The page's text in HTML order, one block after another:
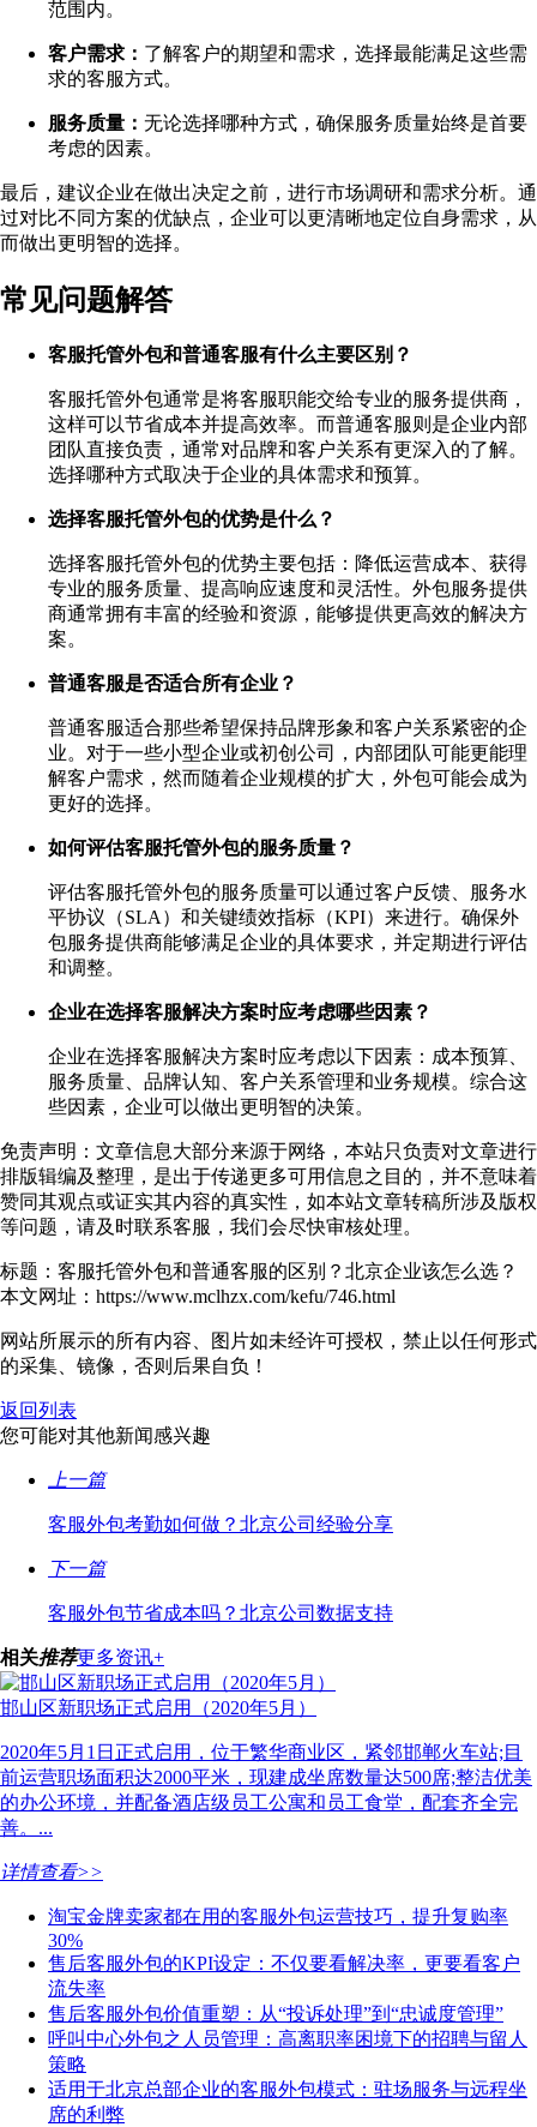
范围内。
客户需求： 了解客户的期望和需求，选择最能满足这些需
求的客服方式。
服务质量： 无论选择哪种方式，确保服务质量始终是首要
考虑的因素。
最后，建议企业在做出决定之前，进行市场调研和需求分析。通
过对比不同方案的优缺点，企业可以更清晰地定位自身需求，从
而做出更明智的选择。
常见问题解答
客服托管外包和普通客服有什么主要区别？
客服托管外包通常是将客服职能交给专业的服务提供商，
这样可以节省成本并提高效率。而普通客服则是企业内部
团队直接负责，通常对品牌和客户关系有更深入的了解。
选择哪种方式取决于企业的具体需求和预算。
选择客服托管外包的优势是什么？
选择客服托管外包的优势主要包括：降低运营成本、获得
专业的服务质量、提高响应速度和灵活性。外包服务提供
商通常拥有丰富的经验和资源，能够提供更高效的解决方
案。
普通客服是否适合所有企业？
普通客服适合那些希望保持品牌形象和客户关系紧密的企
业。对于一些小型企业或初创公司，内部团队可能更能理
解客户需求，然而随着企业规模的扩大，外包可能会成为
更好的选择。
如何评估客服托管外包的服务质量？
评估客服托管外包的服务质量可以通过客户反馈、服务水
平协议（SLA）和关键绩效指标（KPI）来进行。确保外
包服务提供商能够满足企业的具体要求，并定期进行评估
和调整。
企业在选择客服解决方案时应考虑哪些因素？
企业在选择客服解决方案时应考虑以下因素：成本预算、
服务质量、品牌认知、客户关系管理和业务规模。综合这
些因素，企业可以做出更明智的决策。
免责声明：文章信息大部分来源于网络，本站只负责对文章进行
排版辑编及整理，是出于传递更多可用信息之目的，并不意味着
赞同其观点或证实其内容的真实性，如本站文章转稿所涉及版权
等问题，请及时联系客服，我们会尽快审核处理。
标题：客服托管外包和普通客服的区别？北京企业该怎么选？
本文网址：https://www.mclhzx.com/kefu/746.html
网站所展示的所有内容、图片如未经许可授权，禁止以任何形式
的采集、镜像，否则后果自负！
返回列表
您可能对其他新闻感兴趣
上一篇
客服外包考勤如何做？北京公司经验分享
下一篇
客服外包节省成本吗？北京公司数据支持
相关推荐更多资讯+
邯山区新职场正式启用（2020年5月）
2020年5月1日正式启用，位于繁华商业区，紧邻邯郸火车站;目
前运营职场面积达2000平米，现建成坐席数量达500席;整洁优美
的办公环境，并配备酒店级员工公寓和员工食堂，配套齐全完
善。...
详情查看>>
淘宝金牌卖家都在用的客服外包运营技巧，提升复购率
30%
售后客服外包的KPI设定：不仅要看解决率，更要看客户
流失率
售后客服外包价值重塑：从“投诉处理”到“忠诚度管理”
呼叫中心外包之人员管理：高离职率困境下的招聘与留人
策略
适用于北京总部企业的客服外包模式：驻场服务与远程坐
席的利弊